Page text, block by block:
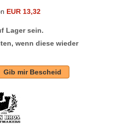
EUR 13,32
Lager sein.
wenn diese wieder
Gib mir Bescheid